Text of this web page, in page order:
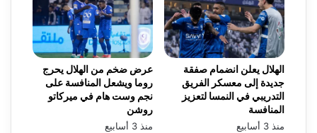
عرض ضخم من الهلال يحرج
روما ويشعل المنافسة على
نجم وست هام في ميركاتو
روشن
منذ 3 أسابيع
الهلال يعلن انضمام صفقة
جديدة إلى معسكر الفريق
التدريبي في النمسا لتعزيز
المنافسة
منذ 3 أسابيع